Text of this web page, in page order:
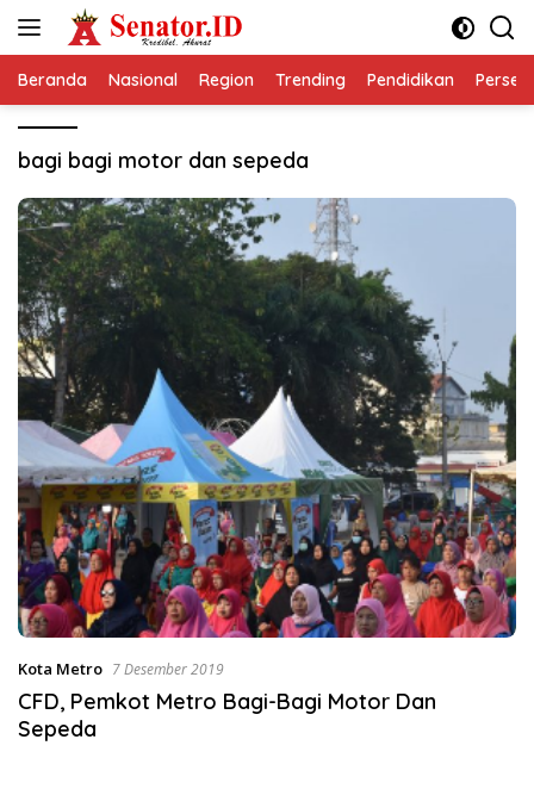
Beranda Nasional Region Trending Pendidikan
bagi bagi motor dan sepeda
Kota Metro 7 Desember 2019
CFD, Pemkot Metro Bagi-Bagi Motor Dan
Sepeda